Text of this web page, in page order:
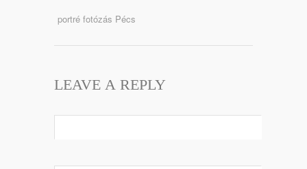
portré fotózás Pécs
LEAVE A REPLY